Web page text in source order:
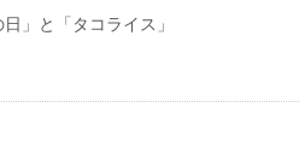
日」と「タコライス」